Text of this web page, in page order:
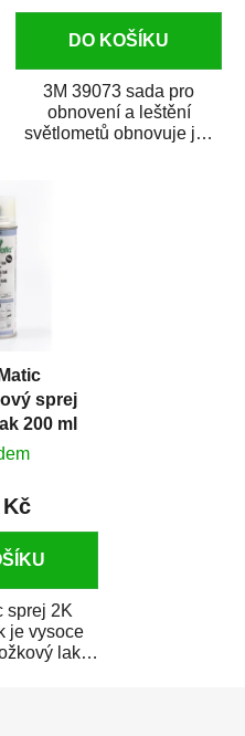
DO KOŠÍKU
3M 39073 sada pro
obnovení a leštění
světlometů obnovuje jas
sprej
200 ml
sprej 2K
je vysoce
lak s